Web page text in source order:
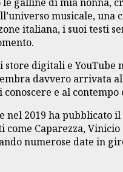
musicale,
italiana, i suoi testi
digitali e
davvero
e al
2019 ha pubblicato
Caparezza,
numerose date in